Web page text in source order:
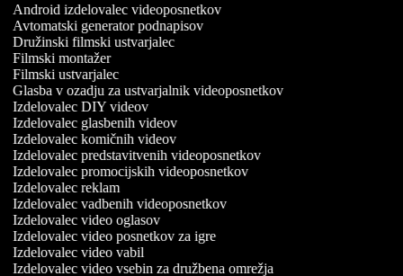
Android izdelovalec videoposnetkov
Avtomatski generator podnapisov
Družinski filmski ustvarjalec
Filmski montažer
Filmski ustvarjalec
Glasba v ozadju za ustvarjalnik videoposnetkov
Izdelovalec DIY videov
Izdelovalec glasbenih videov
Izdelovalec komičnih videov
Izdelovalec predstavitvenih videoposnetkov
Izdelovalec promocijskih videoposnetkov
Izdelovalec reklam
Izdelovalec vadbenih videoposnetkov
Izdelovalec video oglasov
Izdelovalec video posnetkov za igre
Izdelovalec video vabil
Izdelovalec video vsebin za družbena omrežja